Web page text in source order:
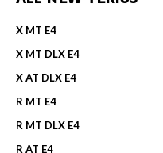
X MT E4
X MT DLX E4
X AT DLX E4
R MT E4
R MT DLX E4
R AT E4